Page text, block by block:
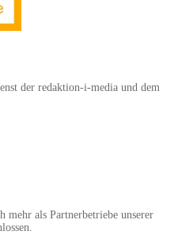
der redaktion-i-media und dem
mehr als Partnerbetriebe unserer